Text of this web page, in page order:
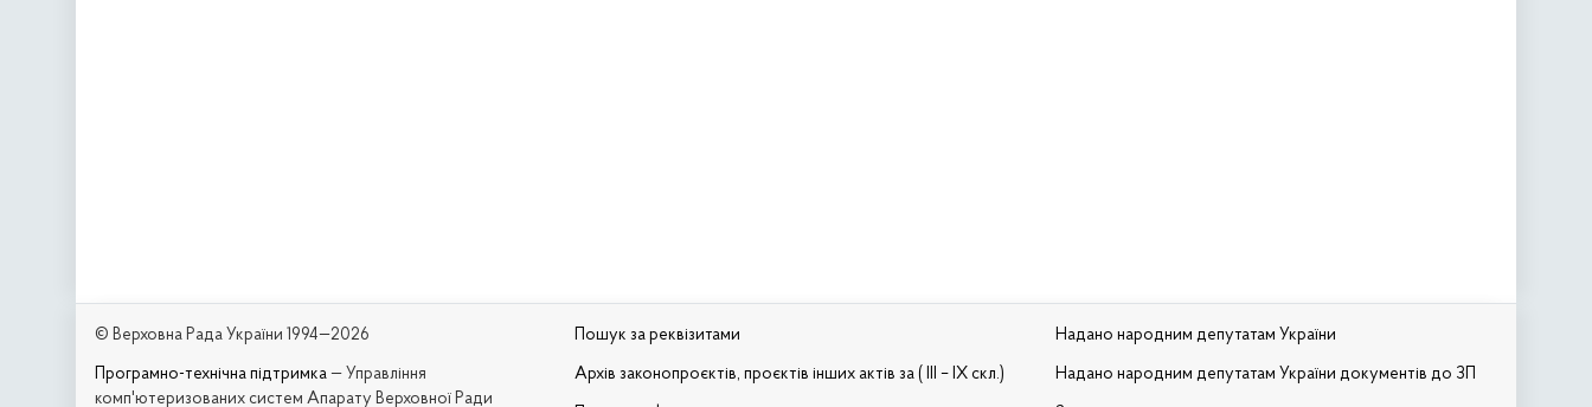
© Верховна Рада України 1994—2026
Програмно-технічна підтримка — Управління
комп'ютеризованих систем Апарату Верховної Ради
Пошук за реквізитами
Архів законопроєктів, проєктів інших актів за ( III – IX скл.)
Надано народним депутатам України
Надано народним депутатам України документів до ЗП